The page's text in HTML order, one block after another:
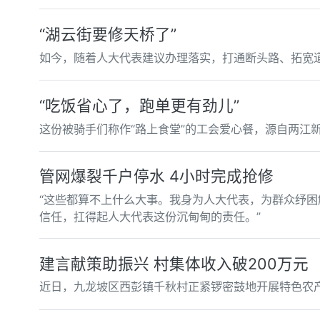
“湖云街要修天桥了”
如今，随着人大代表建议办理落实，打通断头路、拓
“吃饭省心了，跑单更有劲儿”
这份被骑手们称作“路上食堂”的工会爱心餐，源自两江
管网爆裂千户停水 4小时完成抢修
“这些都算不上什么大事。我身为人大代表，为群众纾
信任，扛得起人大代表这份沉甸甸的责任。”
建言献策助振兴 村集体收入破200万元
近日，九龙坡区西彭镇千秋村正紧锣密鼓地开展特色农